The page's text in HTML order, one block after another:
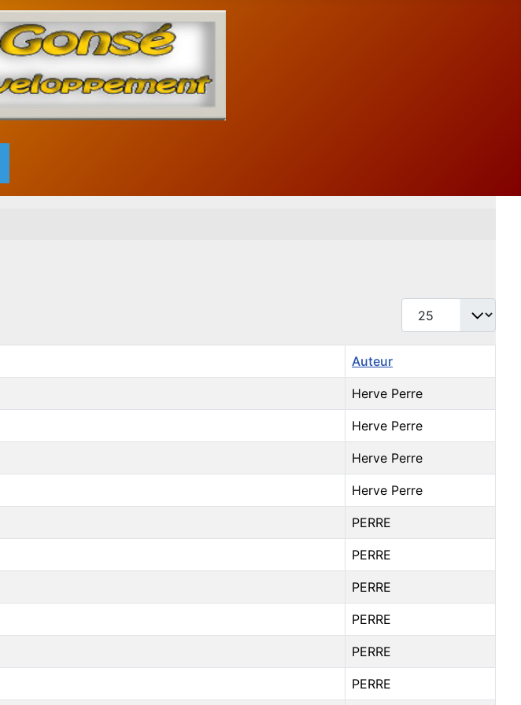
Afficher #
Auteur
Herve Perre
Herve Perre
Herve Perre
Herve Perre
PERRE
PERRE
PERRE
PERRE
PERRE
PERRE